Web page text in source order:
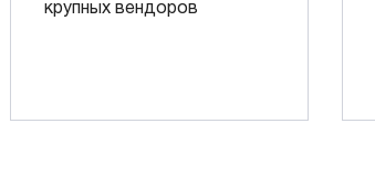
крупных вендоров